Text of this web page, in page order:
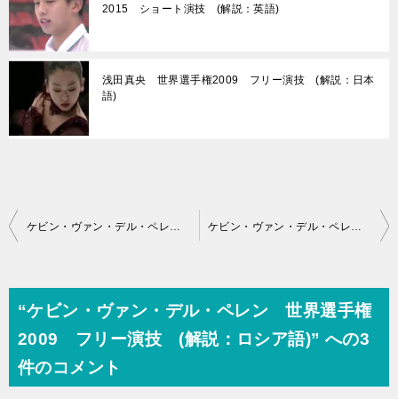
2015 ショート演技 (解説：英語)
浅田真央 世界選手権2009 フリー演技 (解説：日本
語)
投
ビ
ゲ
ー
“ケビン・ヴァン・デル・ペレン 世界選手権
2009 フリー演技 (解説：ロシア語)” への3
件のコメント